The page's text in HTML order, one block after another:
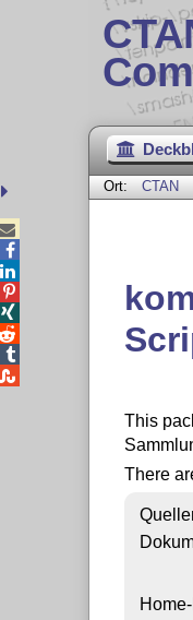
Ort: CTAN
This
There




